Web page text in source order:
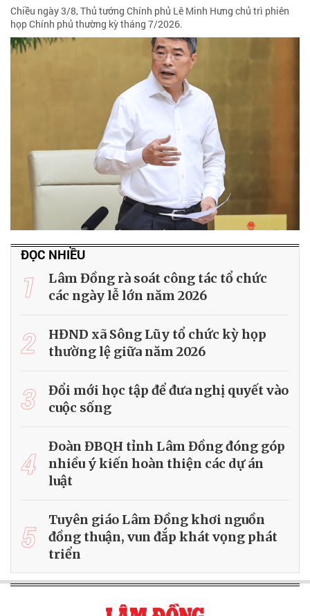
Chiều ngày 3/8, Thủ tướng Chính phủ Lê Minh Hưng chủ trì phiên
họp Chính phủ thường kỳ tháng 7/2026.
ĐỌC NHIỀU
1
Lâm Đồng rà soát công tác tổ chức
các ngày lễ lớn năm 2026
2
HĐND xã Sông Lũy tổ chức kỳ họp
thường lệ giữa năm 2026
3
Đổi mới học tập để đưa nghị quyết vào
cuộc sống
4
Đoàn ĐBQH tỉnh Lâm Đồng đóng góp
nhiều ý kiến hoàn thiện các dự án
luật
5
Tuyên giáo Lâm Đồng khơi nguồn
đồng thuận, vun đắp khát vọng phát
triển